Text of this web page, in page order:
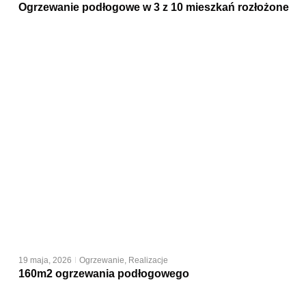
Ogrzewanie podłogowe w 3 z 10 mieszkań rozłożone
19 maja, 2026 Ogrzewanie Realizacje
160m2 ogrzewania podłogowego